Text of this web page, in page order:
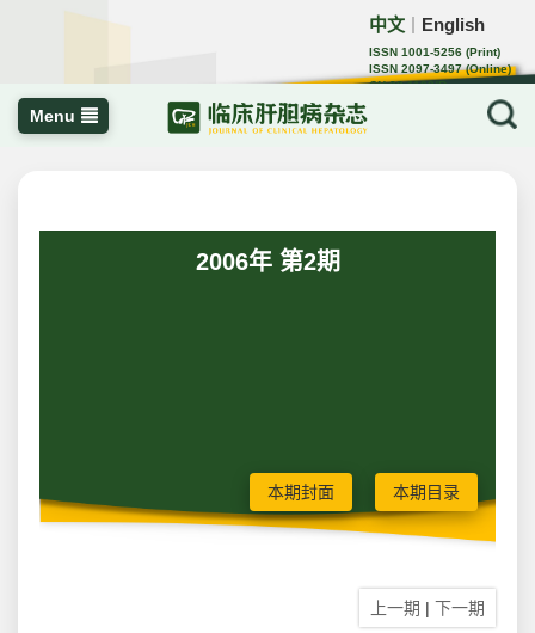
中文 English
ISSN 1001-5256 (Print)
ISSN 2097-3497 (Online)
CN 22-1108/R
Menu
2006年 第2期
本期封面 本期目录
上一期 | 下一期